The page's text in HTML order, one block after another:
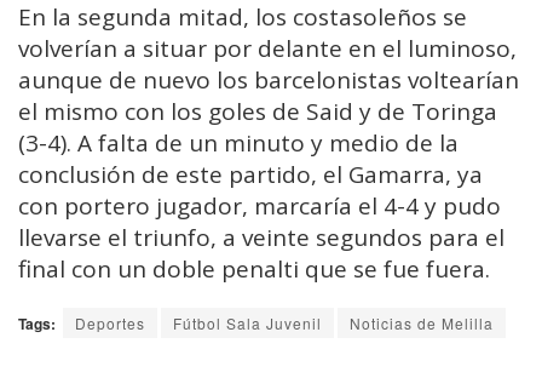
En la segunda mitad, los costasoleños se
volverían a situar por delante en el luminoso,
aunque de nuevo los barcelonistas voltearían
el mismo con los goles de Said y de Toringa
(3-4). A falta de un minuto y medio de la
conclusión de este partido, el Gamarra, ya
con portero jugador, marcaría el 4-4 y pudo
llevarse el triunfo, a veinte segundos para el
final con un doble penalti que se fue fuera.
Tags: Deportes Fútbol Sala Juvenil Noticias de Melilla